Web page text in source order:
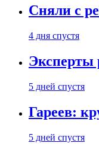
Сняли с
4 дня спустя
Эксперты
5 дней спустя
Гареев:
5 дней спустя